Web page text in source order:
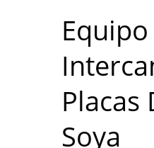
Equipo
Placas
Soya